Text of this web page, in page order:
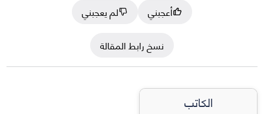
أعجبني
لم يعجبني
نسخ رابط المقالة
الكاتب